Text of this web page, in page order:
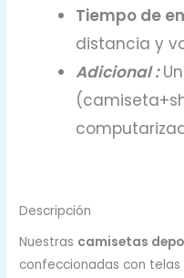
Tiempo de
distancia y
Adicional :
Descripción
Nuestras camisetas
confeccionadas con